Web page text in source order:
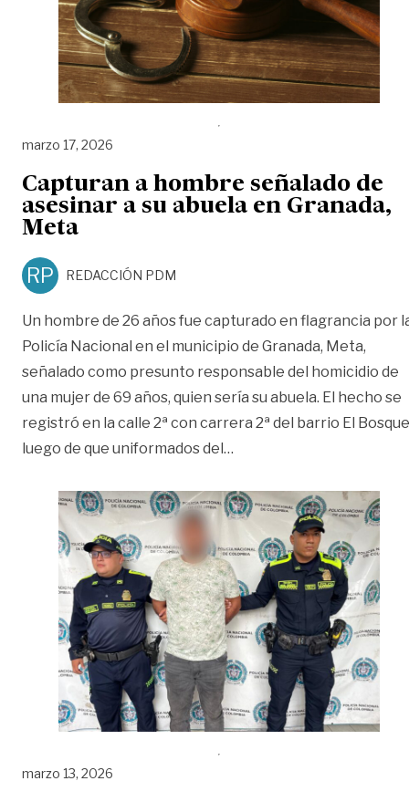
marzo 17, 2026
Capturan a hombre señalado de
asesinar a su abuela en Granada,
Meta
RP REDACCIÓN PDM
Un hombre de 26 años fue capturado en flagrancia por
Policía Nacional en el municipio de Granada, Meta,
señalado como presunto responsable del homicidio de
una mujer de 69 años, quien sería su abuela. El hecho se
registró en la calle 2ª con carrera 2ª del barrio El
luego de que uniformados del …
marzo 13, 2026